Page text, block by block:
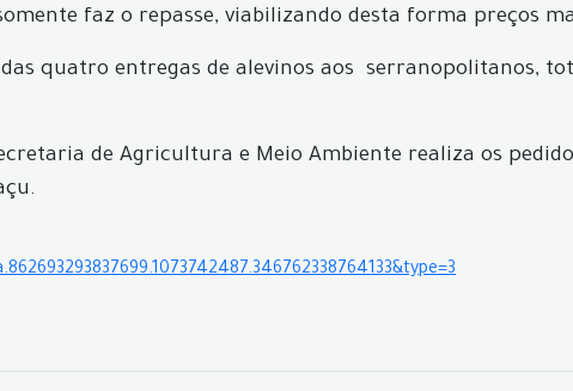
faz o repasse, viabilizando desta forma preços
quatro entregas de alevinos aos serranopolitanos,
de Agricultura e Meio Ambiente realiza os